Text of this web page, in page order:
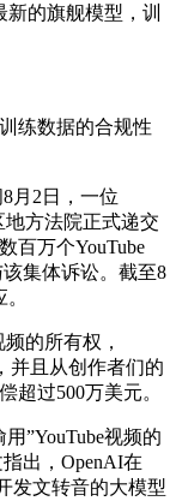
的旗舰模型，训
练数据的合规性
2日，一位
地方法院正式递交
百万个YouTube
集体诉讼。截至8
的所有权，
并且从创作者们的
超过500万美元。
”YouTube视频的
出，OpenAI在
发文转音的大模型